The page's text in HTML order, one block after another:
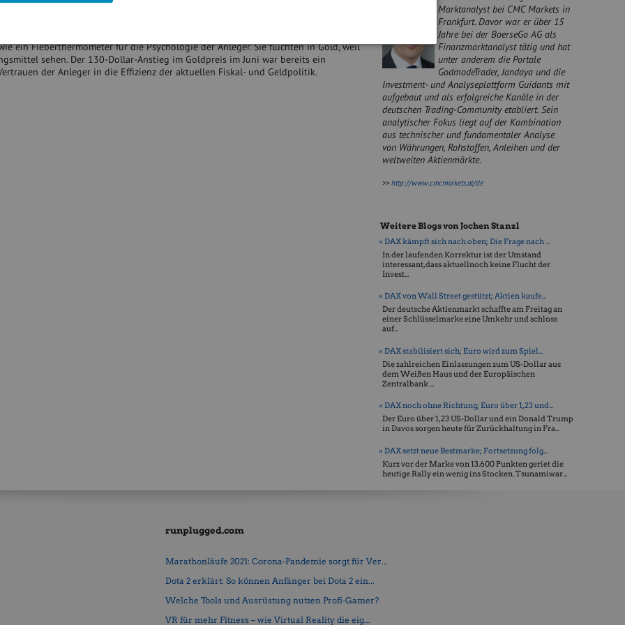
ein Fieberthermometer für die Psychologie der Anleger. Sie flüchten in Gold, weil
sehen. Der 130-Dollar-Anstieg im Goldpreis im Juni war bereits ein
der Anleger in die Effizienz der aktuellen Fiskal- und Geldpolitik.
Marktanalyst bei CMC Markets in
Frankfurt. Davor war er über 15
Jahre bei der BoerseGo AG als
Finanzmarktanalyst tätig und hat
unter anderem die Portale
GodmodeTrader, Jandaya und die
Investment- und Analyseplattform Guidants mit
aufgebaut und als erfolgreiche Kanäle in der
deutschen Trading-Community etabliert. Sein
analytischer Fokus liegt auf der Kombination
aus technischer und fundamentaler Analyse
von Währungen, Rohstoffen, Anleihen und der
weltweiten Aktienmärkte.
>>http://www.cmcmarkets.at/de
Weitere Blogs von Jochen Stanzl
» DAX kämpft sich nach oben; Die Frage nach ...
In der laufenden Korrektur ist der Umstand
interessant, dass aktuellnoch keine Flucht der
Invest...
» DAX von Wall Street gestützt; Aktien kaufe...
Der deutsche Aktienmarkt schaffte am Freitag an
einer Schlüsselmarke eine Umkehr und schloss
auf...
» DAX stabilisiert sich; Euro wird zum Spiel...
Die zahlreichen Einlassungen zum US-Dollar aus
dem Weißen Haus und der Europäischen
Zentralbank ...
» DAX noch ohne Richtung; Euro über 1,23 und...
Der Euro über 1,23 US-Dollar und ein Donald Trump
in Davos sorgen heute für Zurückhaltung in Fra...
» DAX setzt neue Bestmarke; Fortsetzung folg...
Kurz vor der Marke von 13.600 Punkten geriet die
heutige Rally ein wenig ins Stocken. Tsunamiwar...
runplugged.com
Marathonläufe 2021: Corona-Pandemie sorgt für Ver...
Dota 2 erklärt: So können Anfänger bei Dota 2 ein...
Welche Tools und Ausrüstung nutzen Profi-Gamer?
VR für mehr Fitness – wie Virtual Reality die eig...